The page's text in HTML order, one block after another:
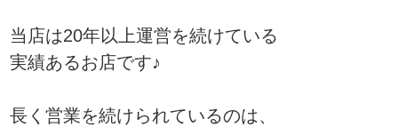
当店は20年以上運営を続けている
実績あるお店です♪
長く営業を続けられているのは、